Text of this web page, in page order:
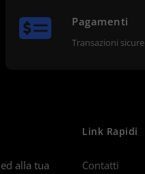
Pagamenti
Transazioni sicure
alla tua
Link Rapidi
Contatti